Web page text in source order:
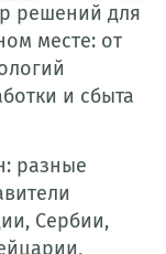
решений для
месте: от
и сбыта
разные
Сербии,